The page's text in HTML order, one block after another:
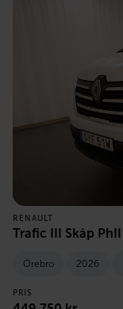
RENAULT
Trafic III Skåp
Örebro 2026
PRIS